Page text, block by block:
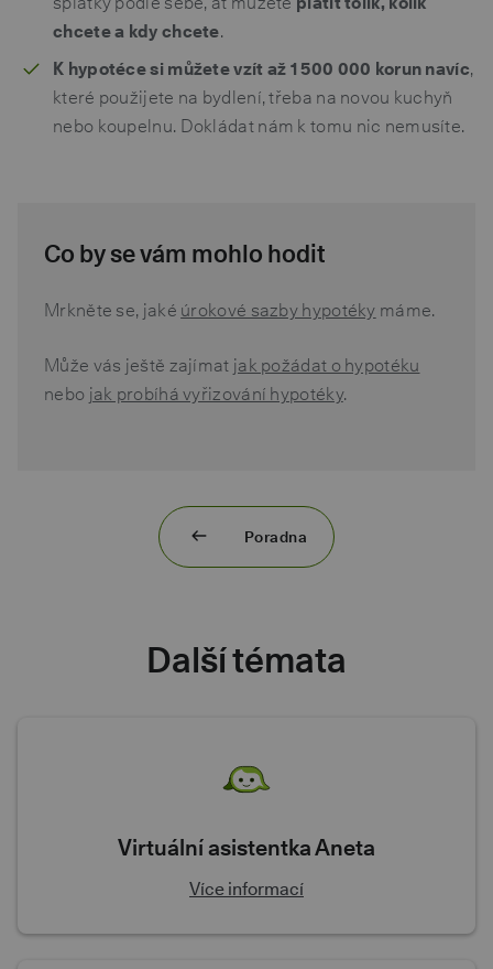
chcete a kdy chcete.
K hypotéce si můžete vzít až 1 500 000 korun navíc,
které použijete na bydlení, třeba na novou kuchyň
nebo koupelnu. Dokládat nám k tomu nic nemusíte.
Co by se vám mohlo hodit
Mrkněte se, jaké úrokové sazby hypotéky máme.
Může vás ještě zajímat jak požádat o hypotéku
nebo jak probíhá vyřizování hypotéky.
Poradna
Další témata
Virtuální asistentka Aneta
Více informací